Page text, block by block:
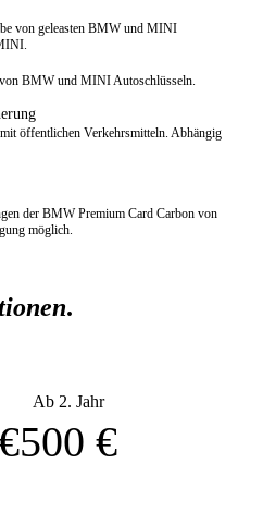
von geleasten BMW und MINI
BMW und MINI Autoschlüsseln.
öffentlichen Verkehrsmitteln. Abhängig
der BMW Premium Card Carbon von
möglich.
.
Ab 2. Jahr
500 €